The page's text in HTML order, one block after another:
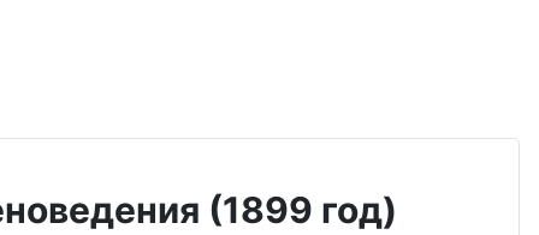
(1899 год)